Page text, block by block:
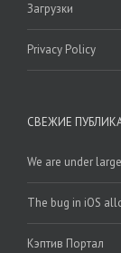
Загрузки
Privacy Policy
СВЕЖИЕ
We are under
The bug in iOS
Кэптив Портал